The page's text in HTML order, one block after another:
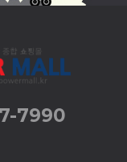
7990